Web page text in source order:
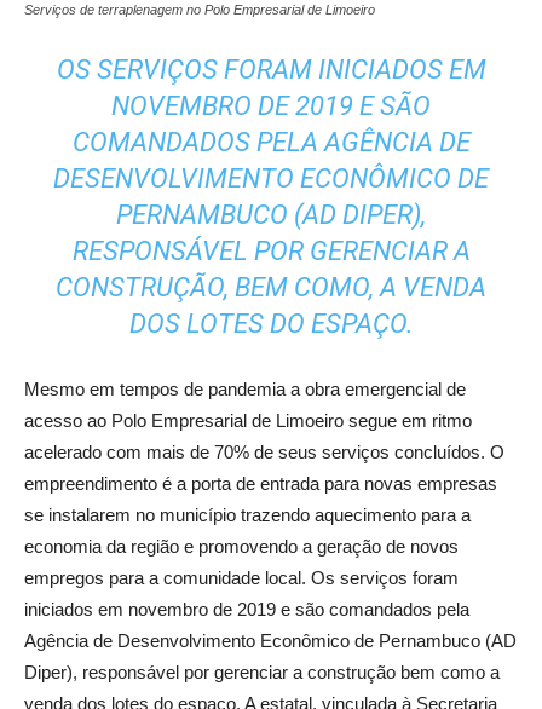
Serviços de terraplenagem no Polo Empresarial de Limoeiro
OS SERVIÇOS FORAM INICIADOS EM
NOVEMBRO DE 2019 E SÃO
COMANDADOS PELA AGÊNCIA DE
DESENVOLVIMENTO ECONÔMICO DE
PERNAMBUCO (AD DIPER),
RESPONSÁVEL POR GERENCIAR A
CONSTRUÇÃO, BEM COMO, A VENDA
DOS LOTES DO ESPAÇO.
Mesmo em tempos de pandemia a obra emergencial de
acesso ao Polo Empresarial de Limoeiro segue em ritmo
acelerado com mais de 70% de seus serviços concluídos. O
empreendimento é a porta de entrada para novas empresas
se instalarem no município trazendo aquecimento para a
economia da região e promovendo a geração de novos
empregos para a comunidade local. Os serviços foram
iniciados em novembro de 2019 e são comandados pela
Agência de Desenvolvimento Econômico de Pernambuco (AD
Diper), responsável por gerenciar a construção bem como a
venda dos lotes do espaço. A estatal, vinculada à Secretaria